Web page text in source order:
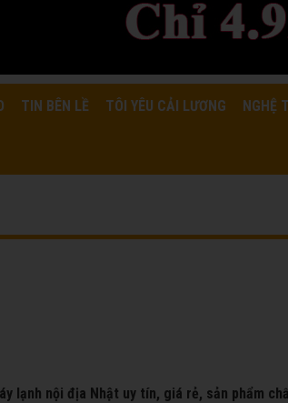
TIN BÊN LỀ TÔI YÊU CẢI LƯƠNG NGHỆ
lạnh nội địa Nhật uy tín, giá rẻ, sản phẩm